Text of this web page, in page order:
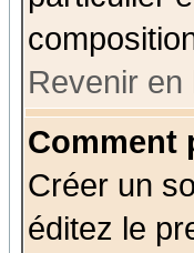
Revenir en
Comment
Créer un
éditez le